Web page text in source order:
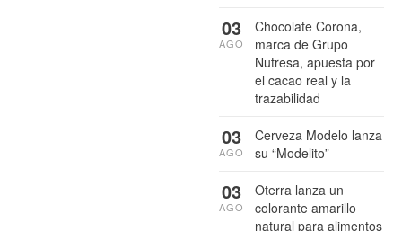
Chocolate Corona,
marca de Grupo
Nutresa, apuesta por
el cacao real y la
trazabilidad
03
AGO
Cerveza Modelo lanza
su “Modelito”
03
AGO
Oterra lanza un
colorante amarillo
natural para alimentos
03
AGO